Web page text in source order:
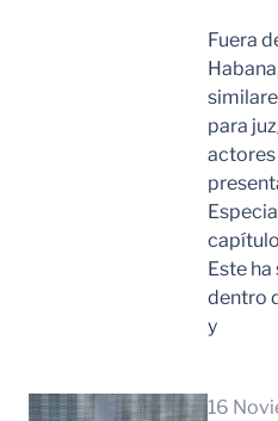
Fuera
para
Este
dentro
y
16